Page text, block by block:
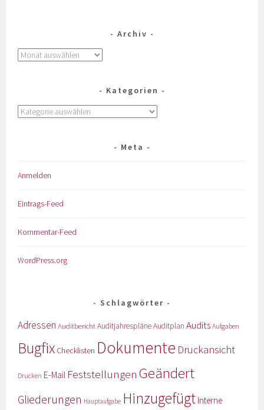
Archiv
Kategorien
Meta
Anmelden
Eintrags-Feed
Kommentar-Feed
WordPress.org
Schlagwörter
Adressen AuditberichtAuditjahrespläneAuditplan Audits Aufgaben
Bugfix Checklisten Dokumente Druckansicht
Drucken E-Mail Feststellungen Geändert
Gliederungen Hauptaufgabe Hinzugefügt Interne